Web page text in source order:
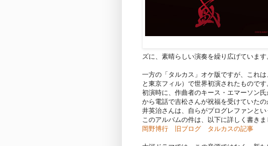
ズに、素晴らしい演奏を繰り広げています
一方の「タルカス」オケ版ですが、これ
と東京フィル）で世界初演されたものです
初演時に、作曲者のキース・エマーソン
から電話で吉松さんが祝福を受けていた
井英治さんは、自らがプログレファンと
このアルバムの件は、以下に詳しく書きま
岡野博行 旧ブログ タルカスの記事